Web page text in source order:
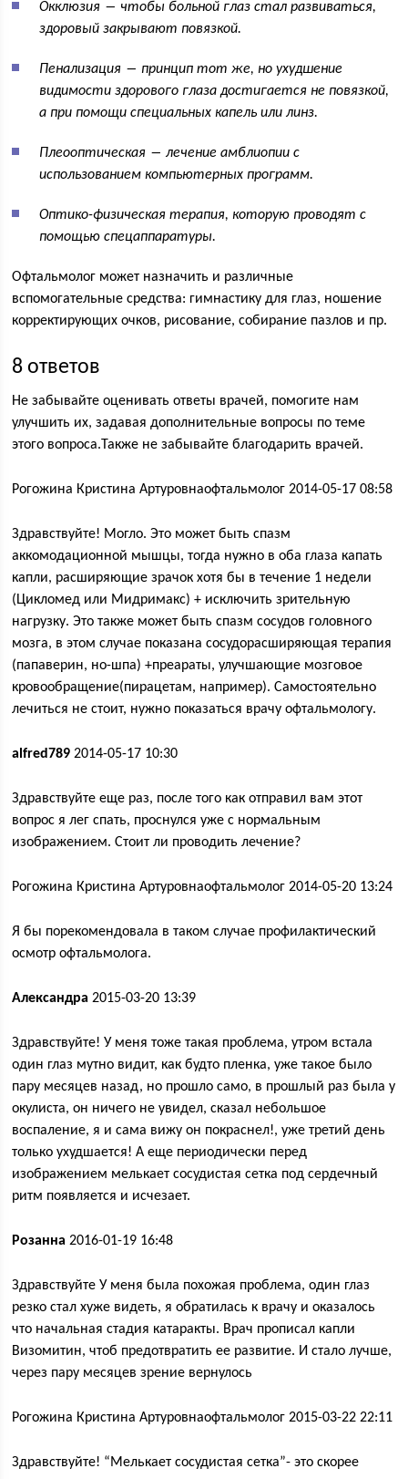
Окклюзия ― чтобы больной глаз стал развиваться,
здоровый закрывают повязкой.
Пенализация ― принцип тот же, но ухудшение
видимости здорового глаза достигается не повязкой,
а при помощи специальных капель или линз.
Плеооптическая ― лечение амблиопии с
использованием компьютерных программ.
Оптико-физическая терапия, которую проводят с
помощью спецаппаратуры.
Офтальмолог может назначить и различные
вспомогательные средства: гимнастику для глаз, ношение
корректирующих очков, рисование, собирание пазлов и пр.
8 ответов
Не забывайте оценивать ответы врачей, помогите нам
улучшить их, задавая дополнительные вопросы по теме
этого вопроса.Также не забывайте благодарить врачей.
Рогожина Кристина Артуровнаофтальмолог 2014-05-17 08:58
Здравствуйте! Могло. Это может быть спазм
аккомодационной мышцы, тогда нужно в оба глаза капать
капли, расширяющие зрачок хотя бы в течение 1 недели
(Цикломед или Мидримакс) + исключить зрительную
нагрузку. Это также может быть спазм сосудов головного
мозга, в этом случае показана сосудорасширяющая терапия
(папаверин, но-шпа) +преараты, улучшающие мозговое
кровообращение(пирацетам, например). Самостоятельно
лечиться не стоит, нужно показаться врачу офтальмологу.
alfred789 2014-05-17 10:30
Здравствуйте еще раз, после того как отправил вам этот
вопрос я лег спать, проснулся уже с нормальным
изображением. Стоит ли проводить лечение?
Рогожина Кристина Артуровнаофтальмолог 2014-05-20 13:24
Я бы порекомендовала в таком случае профилактический
осмотр офтальмолога.
Александра 2015-03-20 13:39
Здравствуйте! У меня тоже такая проблема, утром встала
один глаз мутно видит, как будто пленка, уже такое было
пару месяцев назад, но прошло само, в прошлый раз была у
окулиста, он ничего не увидел, сказал небольшое
воспаление, я и сама вижу он покраснел!, уже третий день
только ухудшается! А еще периодически перед
изображением мелькает сосудистая сетка под сердечный
ритм появляется и исчезает.
Розанна 2016-01-19 16:48
Здравствуйте У меня была похожая проблема, один глаз
резко стал хуже видеть, я обратилась к врачу и оказалось
что начальная стадия катаракты. Врач прописал капли
Визомитин, чтоб предотвратить ее развитие. И стало лучше,
через пару месяцев зрение вернулось
Рогожина Кристина Артуровнаофтальмолог 2015-03-22 22:11
Здравствуйте! “Мелькает сосудистая сетка”- это скорее